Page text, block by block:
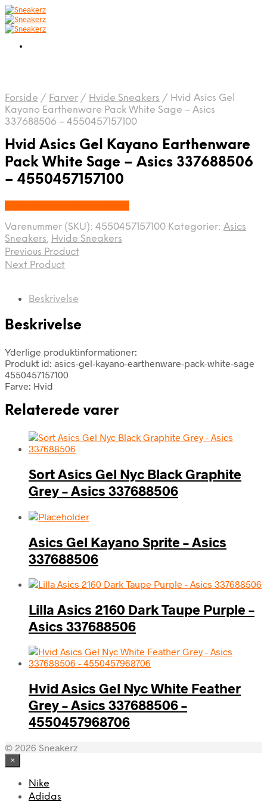
Forside / Farver / Hvide Sneakers / Hvid Asics Gel
Kayano Earthenware Pack White Sage – Asics
337688506 – 4550457157100
Hvid Asics Gel Kayano Earthenware
Pack White Sage – Asics 337688506
– 4550457157100
Varenummer (SKU): 4550457157100 Kategorier: Asics
Sneakers, Hvide Sneakers
Previous Product
Next Product
Beskrivelse
Beskrivelse
Yderlige produktinformationer:
Produkt id: asics-gel-kayano-earthenware-pack-white-sage
4550457157100
Farve: Hvid
Relaterede varer
Sort Asics Gel Nyc Black Graphite
Grey – Asics 337688506
Asics Gel Kayano Sprite – Asics
337688506
Lilla Asics 2160 Dark Taupe Purple –
Asics 337688506
Hvid Asics Gel Nyc White Feather
Grey – Asics 337688506 –
4550457968706
© 2026 Sneakerz
×
Nike
Adidas